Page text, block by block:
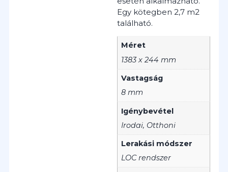
Egy kötegben 2,7 m2
található.
Méret
1383 x 244 mm
Vastagság
8 mm
Igénybevétel
Irodai, Otthoni
Lerakási módszer
LOC rendszer